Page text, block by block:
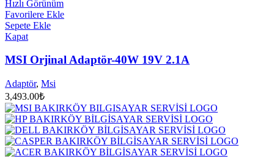
Hızlı Görünüm
Favorilere Ekle
Sepete Ekle
Kapat
MSI Orjinal Adaptör-40W 19V 2.1A
Adaptör, Msi
3,493.00₺